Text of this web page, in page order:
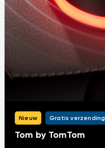
Nieuw Gratis verzending
Tom by TomTom